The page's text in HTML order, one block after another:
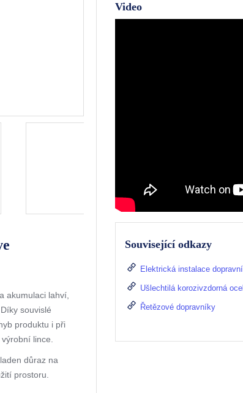
akumulaci lahví,
souvislé
produktu i při
lince.
důraz na
prostoru.
Video
Související odkazy
Elektrická instalace
Ušlechtilá korozivzdorná ocel
Řetězové dopravníky